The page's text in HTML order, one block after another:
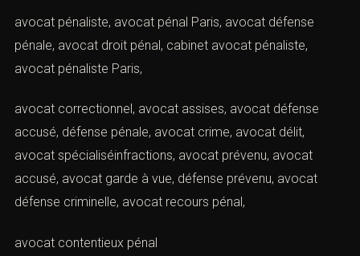
avocat pénaliste, avocat pénal Paris, avocat défense
pénale, avocat droit pénal, cabinet avocat pénaliste,
avocat pénaliste Paris,
avocat correctionnel, avocat assises, avocat défense
accusé, défense pénale, avocat crime, avocat délit,
avocat spécialiséinfractions, avocat prévenu, avocat
accusé, avocat garde à vue, défense prévenu, avocat
défense criminelle, avocat recours pénal,
avocat contentieux pénal